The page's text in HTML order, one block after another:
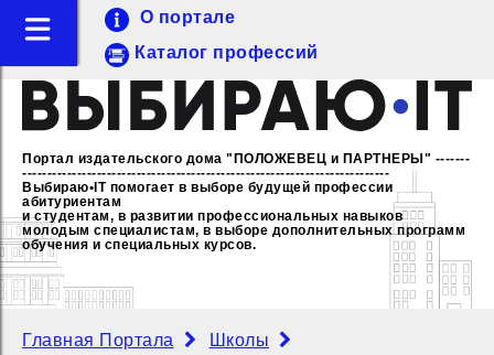
Портал издательского дома "ПОЛОЖЕВЕЦ и ПАРТНЕРЫ" -------
--------------------------------------------------------------------------
Выбираю•IT помогает в выборе будущей профессии
абитуриентам
и студентам, в развитии профессиональных навыков
молодым специалистам, в выборе дополнительных программ
обучения и специальных курсов.
О портале
Каталог профессий
Главная Портала Школы